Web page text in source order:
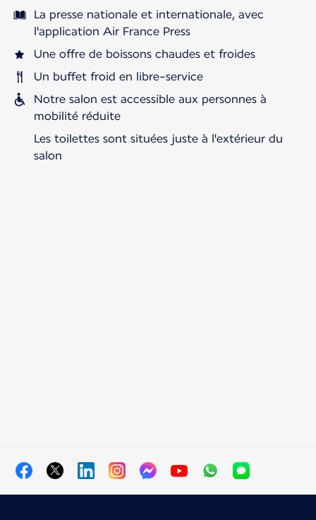
La presse nationale et internationale, avec
l'application Air France Press
Une offre de boissons chaudes et froides
Un buffet froid en libre-service
Notre salon est accessible aux personnes à
mobilité réduite
Les toilettes sont situées juste à l'extérieur du
salon